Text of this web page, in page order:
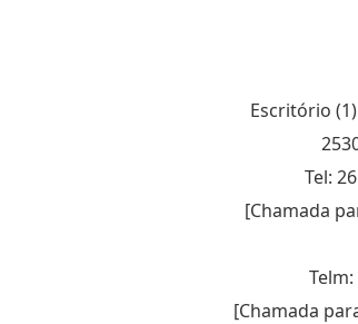
Escritório
Tel:
[Chamada
[Chamada